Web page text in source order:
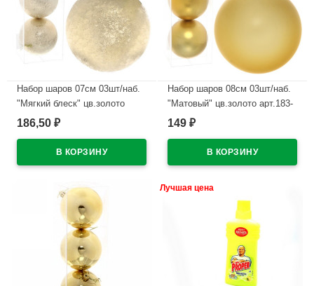
Набор шаров 07см 03шт/наб.
"Мягкий блеск" цв.золото
арт.201-0564
186,50 ₽
Набор шаров 08см 03шт/наб.
"Матовый" цв.золото арт.183-
924
149 ₽
Лучшая цена